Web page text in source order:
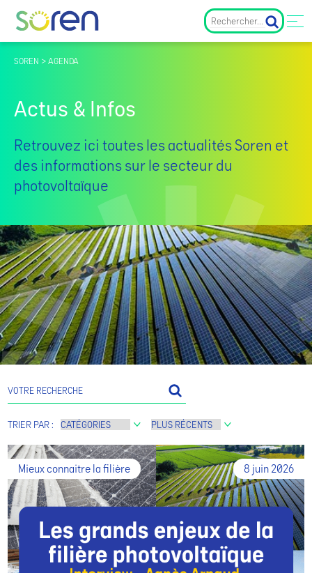
SOREN > AGENDA
Actus & Infos
Retrouvez ici toutes les actualités Soren et
des informations sur le secteur du
photovoltaïque
TRIER PAR :
8 juin 2026
Mieux connaitre la filière